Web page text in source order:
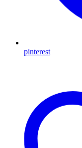
pinterest